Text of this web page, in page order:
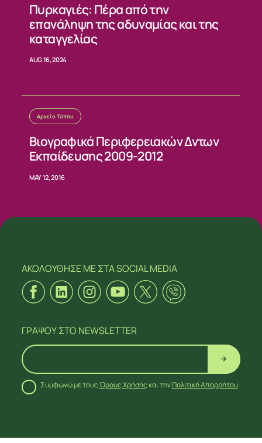
ΑΚΟΛΟΥΘΗΣΕ ΜΕΣΤΑ SOCIAL MEDIA
Πυρκαγιές: Πέρα από την
επανάληψη της αδυναμίας και της
καταγγελίας
AUG 16, 2024
Αρχείο Τύπου
Βιογραφικά Περιφερειακών Δντων
Εκπαίδευσης 2009-2012
MAY 12, 2016
ΑΚΟΛΟΥΘΗΣΕ ΜΕΣΤΑ SOCIAL MEDIA
ΓΡΑΨΟΥΣΤΟ NEWSLETTER
Συμφωνώ με τουςΌρους Χρήσηςκαι τηνΠολιτική Απορρήτου.